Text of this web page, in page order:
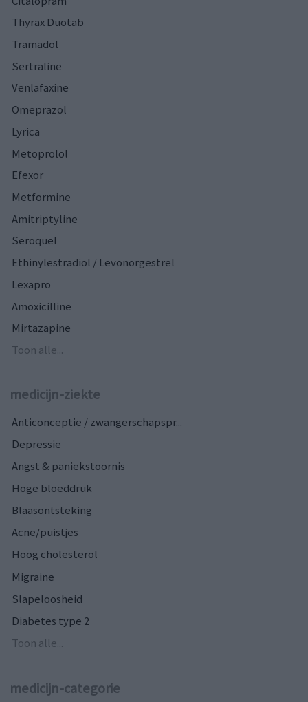
Thyrax Duotab
Tramadol
Sertraline
Venlafaxine
Omeprazol
Lyrica
Metoprolol
Efexor
Metformine
Amitriptyline
Seroquel
Ethinylestradiol / Levonorgestrel
Lexapro
Amoxicilline
Mirtazapine
Toon alle...
medicijn-ziekte
Anticonceptie / zwangerschapspr...
Depressie
Angst & paniekstoornis
Hoge bloeddruk
Blaasontsteking
Acne/puistjes
Hoog cholesterol
Migraine
Slapeloosheid
Diabetes type 2
Toon alle...
medicijn-categorie